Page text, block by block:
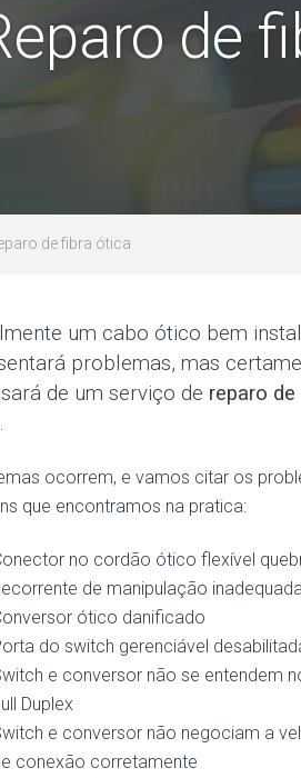
de
de fibra ótica
um cabo ótico bem
problemas, mas
de um serviço de reparo de
.
ocorrem, e vamos citar os
que encontramos na pratica:
no cordão ótico flexível
de manipulação
ótico danificado
do switch gerenciável
e conversor não se entendem
Duplex
e conversor não negociam a
conexão corretamente